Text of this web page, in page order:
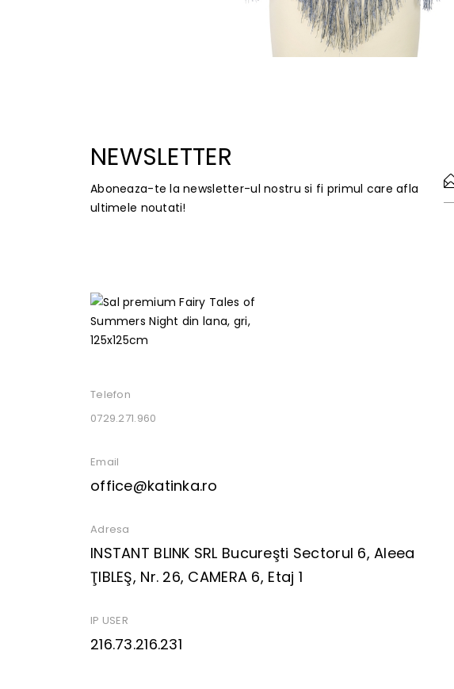
NEWSLETTER
Aboneaza-te la newsletter-ul nostru si fi primul care afla
ultimele noutati!
Telefon
0729.271.960
Email
office@katinka.ro
Adresa
INSTANT BLINK SRL Bucureşti Sectorul 6, Aleea
ŢIBLEŞ, Nr. 26, CAMERA 6, Etaj 1
IP USER
216.73.216.231